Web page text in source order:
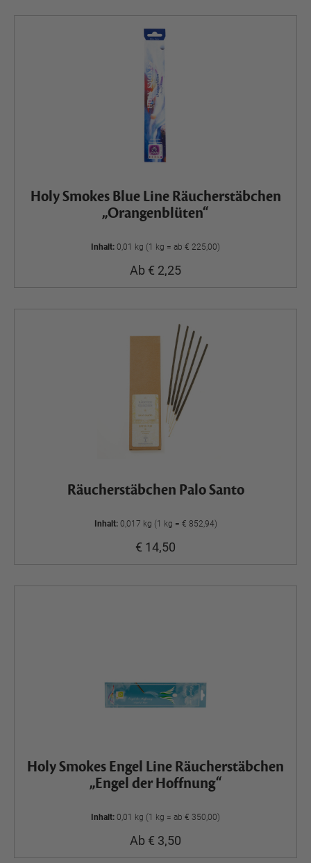
Holy Smokes Blue Line Räucherstäbchen
„Orangenblüten“
Inhalt: 0,01 kg (1 kg = ab € 225,00)
Ab € 2,25
Räucherstäbchen Palo Santo
Inhalt: 0,017 kg (1 kg = € 852,94)
€ 14,50
Holy Smokes Engel Line Räucherstäbchen
„Engel der Hoffnung“
Inhalt: 0,01 kg (1 kg = ab € 350,00)
Ab € 3,50